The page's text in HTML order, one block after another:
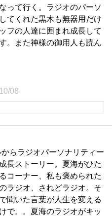
って行く。ラジオのパーソ
てくれた黒木も無器用だけ
フの人達に囲まれ成長して
。また神様の御用人も読ん
08
らラジオパーソナリティー
長ストーリー。夏海がひた
コーナー、私も褒められた
ラジオ、されどラジオ。そ
聞いた言葉が人生を変える
で。。夏海のラジオがキッ